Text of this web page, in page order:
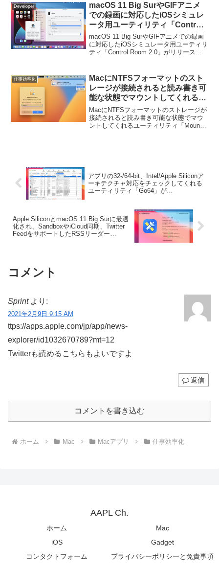
Developer
macOS 11 Big SurやGIFアニメ
での録画に対応したiOSシミュレ
ータ用ユーティリティ「Control
Room 2.0」がリリース。
macOS 11 Big SurやGIFアニメでの録画
に対応したiOSシミュレータ用ユーティリ
ティ「Control Room 2.0」がリリースさ
仕事効率化
MacにNTFSフォーマットのスト
レージが接続されると読み書き可
能な状態でマウントしてくれるユ
ーティリティ「Mounty for NTFS
v1.16」がリリース。macOS 13
Venturaは非対応に。
MacにNTFSフォーマットのストレージが
接続されると読み書き可能な状態でマウ
ントしてくれるユーティリティ「Mounty
アプリの32-/64-bit、Intel/Apple Siliconア
ーキテクチャ対応をチェックしてくれる
ユーティリティ「Go64」が
Apple SiliconとmacOS 11 Big Surに最適
化され、SandboxやiCloud同期、Twitter
FeedをサポートしたRSSリーダー
コメント
Sprint より:
2021年2月9日 9:15 AM
ttps://apps.apple.com/jp/app/news-
explorer/id1032670789?mt=12
Twitterも読めるこちらもよいですよ
返信
コメントを書き込む
ホーム Mac Macアプリ 仕事効率化
AAPL Ch.
ホーム
Mac
iOS
Gadget
コンタクトフォーム
プライバシーポリシーと免責事項